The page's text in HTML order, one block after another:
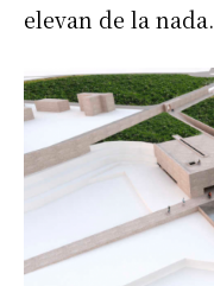
elevan de la nada.